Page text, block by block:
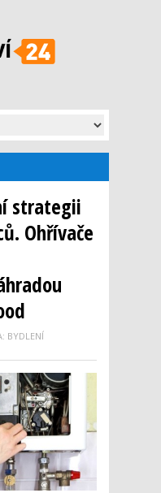
strategii
Ohřívače
BYDLENÍ